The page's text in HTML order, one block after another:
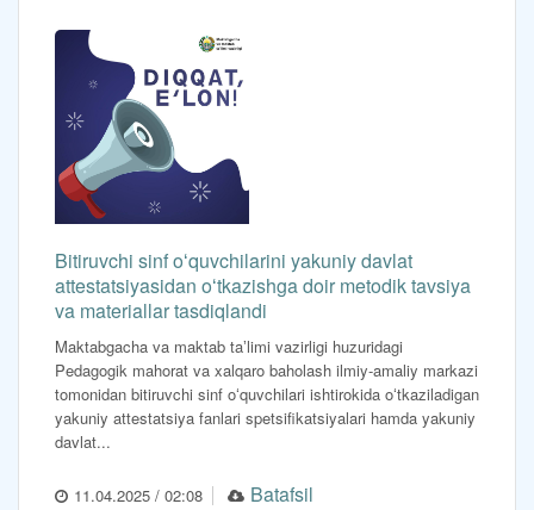
Bitiruvchi sinf oʻquvchilarini yakuniy davlat
attestatsiyasidan oʻtkazishga doir metodik tavsiya
va materiallar tasdiqlandi
Maktabgacha va maktab taʼlimi vazirligi huzuridagi
Pedagogik mahorat va xalqaro baholash ilmiy-amaliy markazi
tomonidan bitiruvchi sinf oʻquvchilari ishtirokida oʻtkaziladigan
yakuniy attestatsiya fanlari spetsifikatsiyalari hamda yakuniy
davlat...
11.04.2025 / 02:08 Batafsil